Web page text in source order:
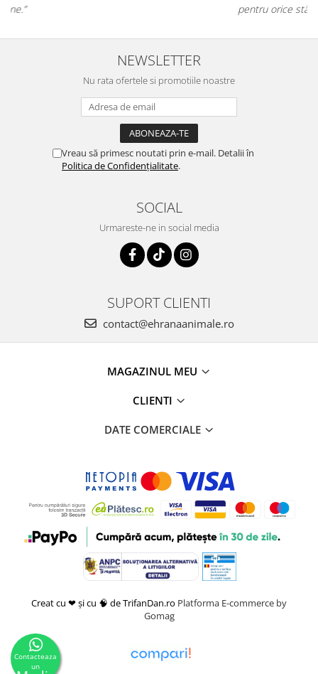
NEWSLETTER
Nu rata ofertele si promotiile noastre
Vreau să primesc noutati prin e-mail. Detalii în
Politica de Confidențialitate.
SOCIAL
Urmareste-ne in social media
SUPORT CLIENTI
contact@ehranaanimale.ro
MAGAZINUL MEU
CLIENTI
DATE COMERCIALE
Creat cu ❤ și cu 🧠 de TrifanDan.ro Platforma E-commerce by
Gomag
Contacteaza
un